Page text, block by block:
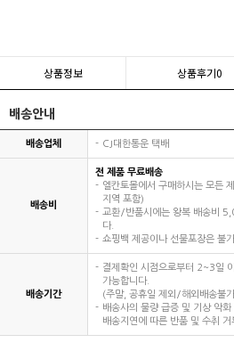
상품정보 상품후기0
배송안내
배송업체 CJ대한통운 택배
배송비
전 제품 무료배송
엘칸토몰에서 구매하시는 모든
지역 포함)
교환/반품시에는 왕복 배송비
다.
쇼핑백 제공이나 선물포장은 불
배송기간
결제확인 시점으로부터 2~3일
가능합니다.
(주말, 공휴일 제외/해외배송불
배송사의 물량 급증 및 기상 악
배송지연에 따른 반품 및 수취